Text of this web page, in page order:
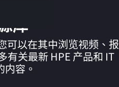
库
可以在其中浏览视频、报
有关最新 HPE 产品和 IT
内容。